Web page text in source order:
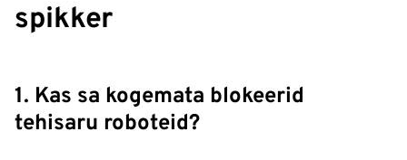
spikker
1. Kas sa kogemata blokeerid
tehisaru roboteid?